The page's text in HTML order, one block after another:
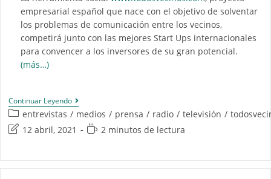
empresarial español que nace con el objetivo de solventar
los problemas de comunicación entre los vecinos,
competirá junto con las mejores Start Ups internacionales
para convencer a los inversores de su gran potencial.
(más…)
Continuar Leyendo
entrevistas / medios / prensa / radio / televisión /
12 abril, 2021
2 minutos de lectura